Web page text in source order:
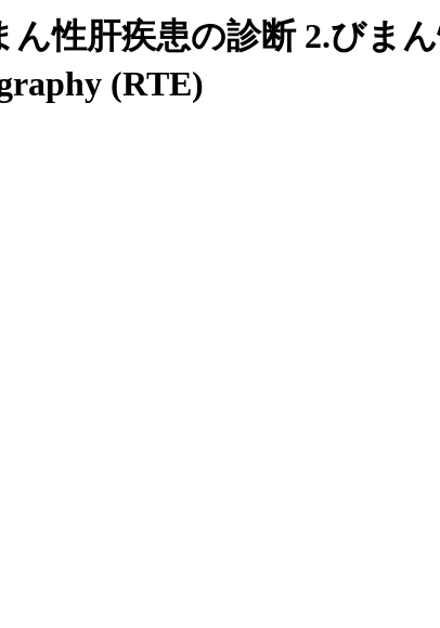
性肝疾患の診断 2.びま
(RTE)